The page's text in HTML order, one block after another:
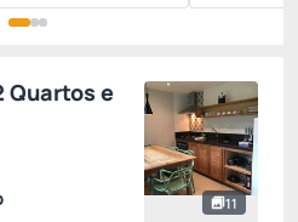
11
Quartos e